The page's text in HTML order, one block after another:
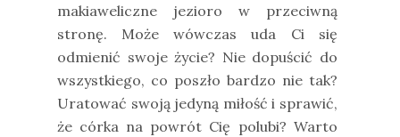
makiaweliczne jezioro w przeciwną
stronę. Może wówczas uda Ci się
odmienić swoje życie? Nie dopuścić do
wszystkiego, co poszło bardzo nie tak?
Uratować swoją jedyną miłość i sprawić,
że córka na powrót Cię polubi? Warto